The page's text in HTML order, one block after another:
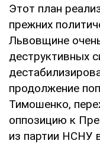
Этот план
прежних
Львовщине
деструктивных
продолжение
Тимошенко,
оппозицию к
из партии НСНУ